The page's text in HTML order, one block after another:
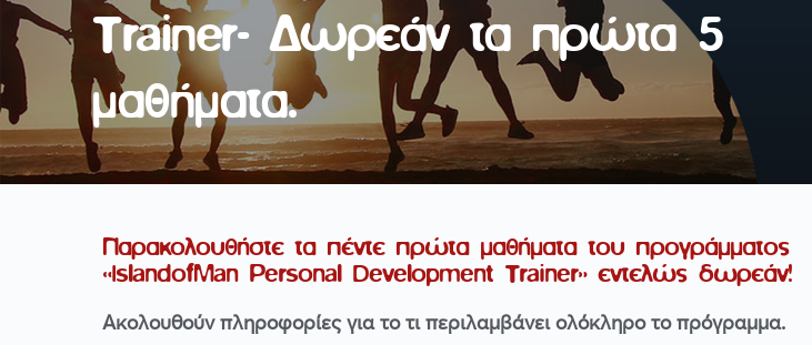
Trainer- Δωρεάν τα πρώτα 5
μαθήματα.
Παρακολουθήστε τα πέντε πρώτα μαθήματα του προγράμματος
«IslandofMan Personal Development Trainer» εντελώς δωρεάν!
Ακολουθούν πληροφορίες για το τι περιλαμβάνει ολόκληρο το πρόγραμμα.